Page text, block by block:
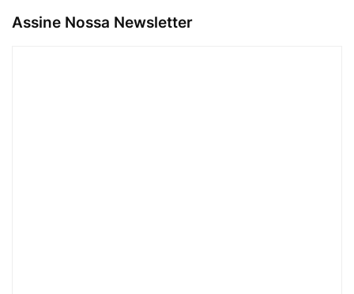
Assine Nossa Newsletter